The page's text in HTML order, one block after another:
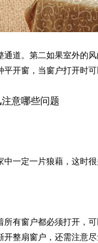
道。第二如果室外的
开窗，当窗户打开时可
意哪些问题
一定一片狼藉，这时
有窗户都必须打开，
整扇窗户，还需注意